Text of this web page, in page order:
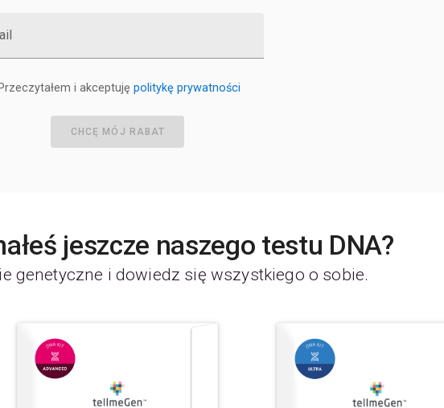
Przeczytałem i akceptuję politykę prywatności
CHCĘ MÓJ RABAT
jeszcze naszego testu DNA?
genetyczne i dowiedz się wszystkiego o sobie.